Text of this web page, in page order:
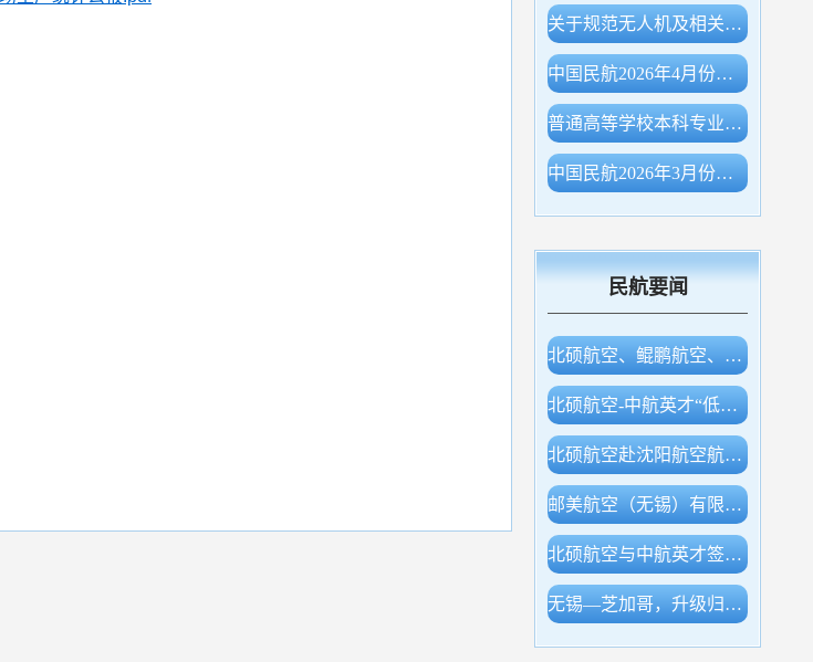
关于规范无人机及相关物项出口申报的公告（海关总署公告2026年第78号）
中国民航2026年4月份主要生产指标统计
普通高等学校本科专业目录（2026年）
中国民航2026年3月份主要生产指标统计
民航要闻
北硕航空、鲲鹏航空、白鲸航线签约，开展低空产业合作
北硕航空-中航英才“低空经济专业实验室”等同期揭牌
北硕航空赴沈阳航空航天大学调研交流
邮美航空（无锡）有限公司成立！
北硕航空与中航英才签约，开展低空领域多层合作
无锡—芝加哥，升级归来！